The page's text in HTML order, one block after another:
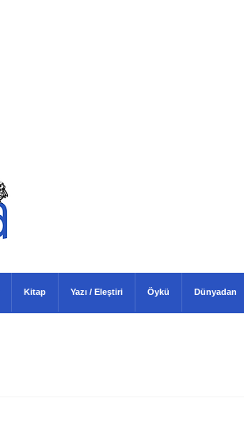
Kitap Yazı / Eleştiri Öykü Dünyadan